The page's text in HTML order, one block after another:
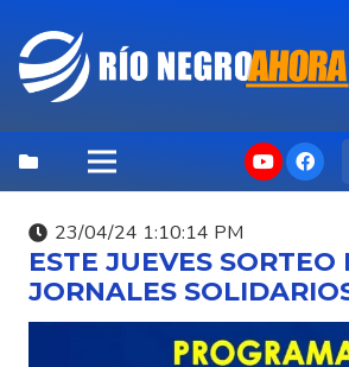
23/04/24 1:10:14 PM
ESTE JUEVES SORTEO
JORNALES